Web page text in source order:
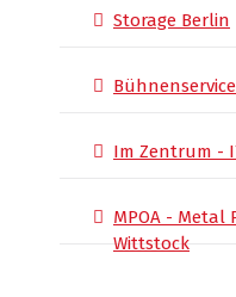
Storage Berlin
Im Zentrum -
MPOA - Metal
Wittstock